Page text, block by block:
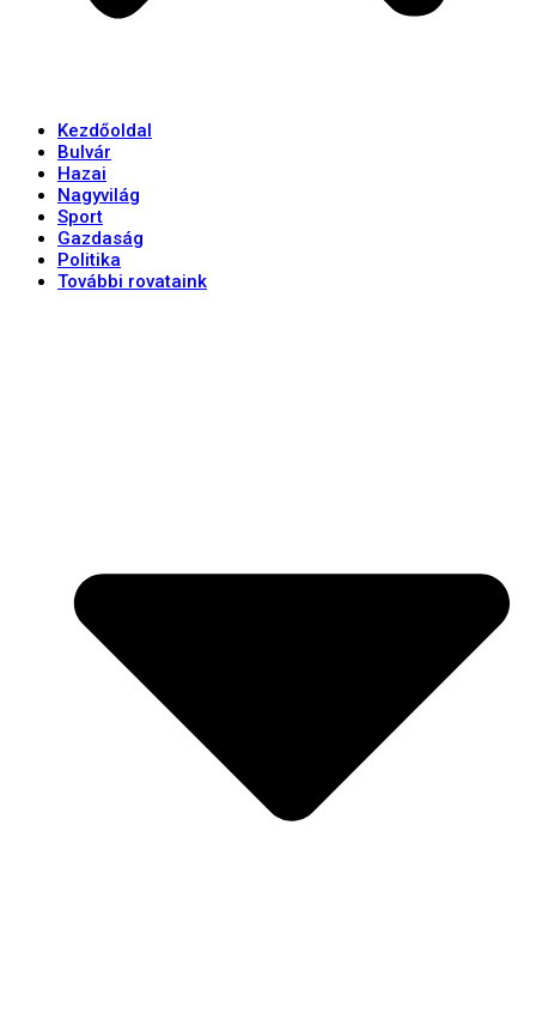
Kezdőoldal
Bulvár
Hazai
Nagyvilág
Sport
Gazdaság
Politika
További rovataink